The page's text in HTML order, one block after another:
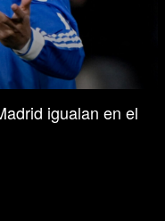
igualan en el